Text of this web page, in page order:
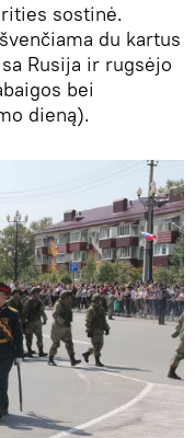
sostinė.
du kartus
Rusija ir rugsėjo
bei
dieną).